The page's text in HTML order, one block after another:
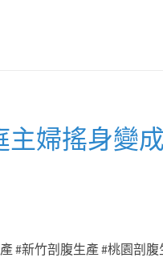
主婦搖身變
#新竹剖腹生產 #桃園剖